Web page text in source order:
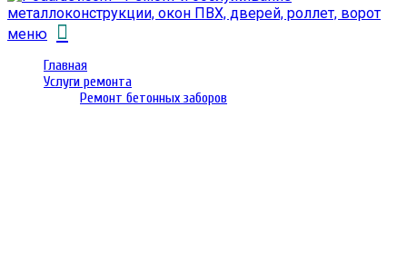
меню
Главная
Услуги ремонта
Ремонт бетонных заборов